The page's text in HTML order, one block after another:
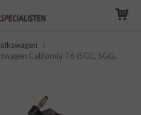
California T6 (SGC, SGG,